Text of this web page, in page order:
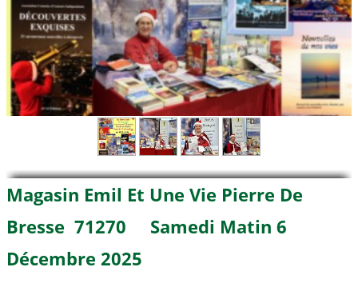
Magasin Emil Et Une Vie Pierre De
Bresse 71270 Samedi Matin 6
Décembre 2025